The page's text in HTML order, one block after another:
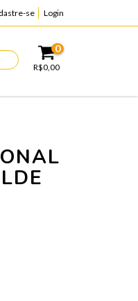
se Login
0
R$0,00